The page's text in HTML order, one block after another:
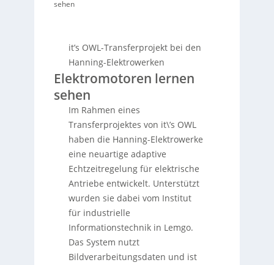
sehen
it’s OWL-Transferprojekt bei den
Hanning-Elektrowerken
Elektromotoren lernen
sehen
Im Rahmen eines
Transferprojektes von it\’s OWL
haben die Hanning-Elektrowerke
eine neuartige adaptive
Echtzeitregelung für elektrische
Antriebe entwickelt. Unterstützt
wurden sie dabei vom Institut
für industrielle
Informationstechnik in Lemgo.
Das System nutzt
Bildverarbeitungsdaten und ist